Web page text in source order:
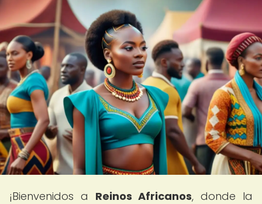
¡Bienvenidos a Reinos Africanos, donde la